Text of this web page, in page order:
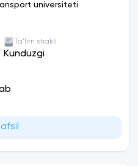
universiteti
Ta'lim shakli
Kunduzgi